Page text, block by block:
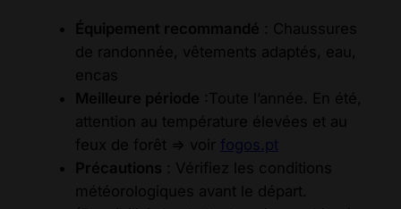
Équipement recommandé : Chaussures
de randonnée, vêtements adaptés, eau,
encas
Meilleure période :Toute l’année. En été,
attention au température élevées et au
feux de forêt => voir fogos.pt
Précautions : Vérifiez les conditions
météorologiques avant le départ.